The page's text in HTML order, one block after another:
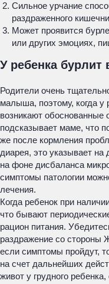
Сильное урчание
раздраженного
Может проявится
или других эмоциях,
У ребенка бурлит
Родители очень
малыша, поэтому, когда у
возникают обоснованные
подсказывает маме, что
же после кормления
диарея, это указывает на
на фоне дисбаланса
симптомы патологии
лечения.
Когда ребенок при
что бывают
рацион питания.
раздражение со стороны
если симптомы пройдут,
на счет дальнейших
живот у грудного